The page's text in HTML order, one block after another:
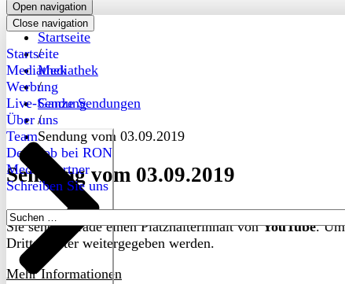
Open navigation
Close navigation
Startseite
Mediathek
Werbung
Live-Sendung
Über uns
Team
Dein Job bei RON
Medienpartner
Schreiben Sie uns
Suchen
nach:
Startseite
/
Mediathek
/
Ganze Sendungen
/
Sendung vom 03.09.2019
Sendung vom 03.09.2019
Sie sehen gerade einen Platzhalterinhalt vonYouTube.
Drittanbieter weitergegeben werden.
Mehr Informationen